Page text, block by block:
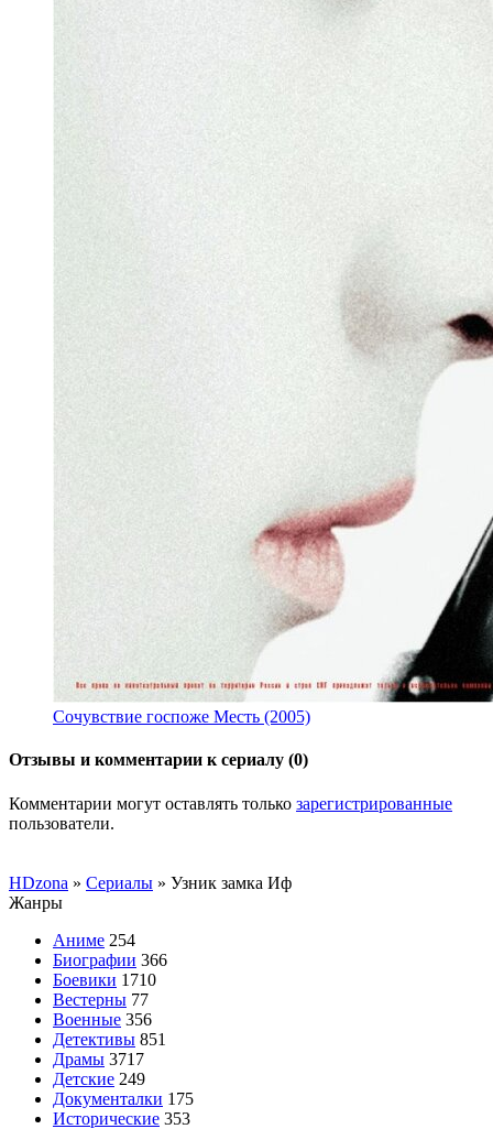
Сочувствие госпоже Месть (2005)
Отзывы и комментарии к сериалу (0)
Комментарии могут оставлять только зарегистрированные
пользователи.
HDzona » Сериалы » Узник замка Иф
Жанры
Аниме 254
Биографии 366
Боевики 1710
Вестерны 77
Военные 356
Детективы 851
Драмы 3717
Детские 249
Документалки 175
Исторические 353